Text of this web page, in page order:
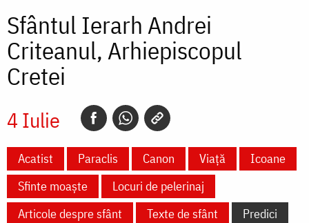
Sfântul Ierarh Andrei
Criteanul, Arhiepiscopul
Cretei
4 Iulie
Acatist Paraclis Canon Viață
Icoane
Sfinte moaște
Locuri de pelerinaj
Articole despre sfânt
Texte de sfânt
Predici